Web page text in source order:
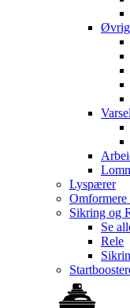
Lyspærer
Omformere
Sikring og
Se
Rele